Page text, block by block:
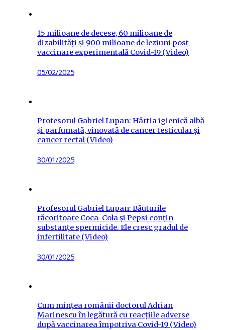
15 milioane de decese, 60 milioane de
dizabilități și 900 milioane de leziuni post
vaccinare experimentală Covid-19 (Video)
Posted
05/02/2025
Profesorul Gabriel Lupan: Hârtia igienică albă
și parfumată, vinovată de cancer testicular și
cancer rectal (Video)
Posted
30/01/2025
Profesorul Gabriel Lupan: Băuturile
răcoritoare Coca-Cola și Pepsi conțin
substanțe spermicide. Ele cresc gradul de
infertilitate (Video)
Posted
30/01/2025
Cum mințea românii doctorul Adrian
Marinescu în legătură cu reacțiile adverse
după vaccinarea împotriva Covid-19 (Video)